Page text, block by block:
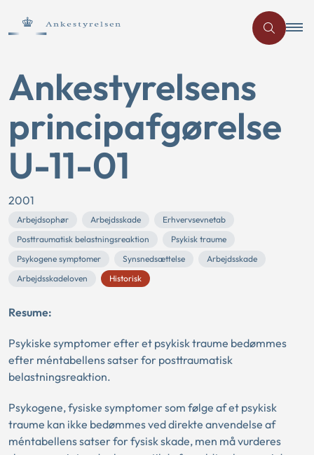
Ankestyrelsens
principafgørelse
U-11-01
2001
Arbejdsophør Arbejdsskade
Erhvervsevnetab
Posttraumatisk belastningsreaktion
Psykisk traume
Psykogene symptomer
Synsnedsættelse
Arbejdsskade
Arbejdsskadeloven
Historisk
Resume:
Psykiske symptomer efter et psykisk traume bedømmes
efter méntabellens satser for posttraumatisk
belastningsreaktion.
Psykogene, fysiske symptomer som følge af et psykisk
traume kan ikke bedømmes ved direkte anvendelse af
méntabellens satser for fysisk skade, men må vurderes